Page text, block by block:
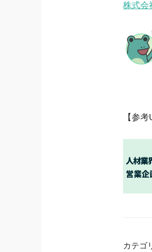
株式会
【参考
カテゴ